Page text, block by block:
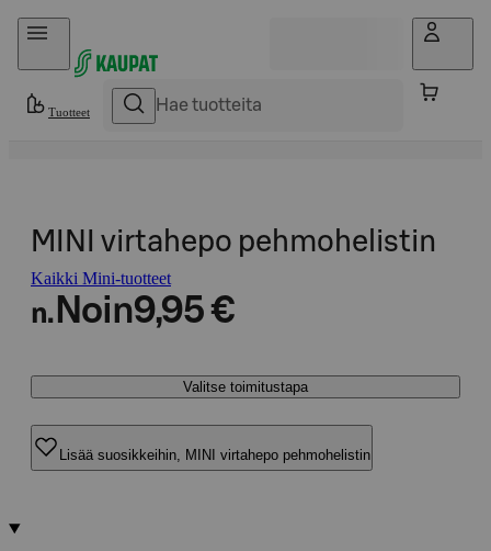
Hyppää sisältöön
Tuotteet
MINI virtahepo pehmohelistin
Kaikki Mini-tuotteet
n. Noin9,95 €
Valitse toimitustapa
Lisää suosikkeihin, MINI virtahepo pehmohelistin